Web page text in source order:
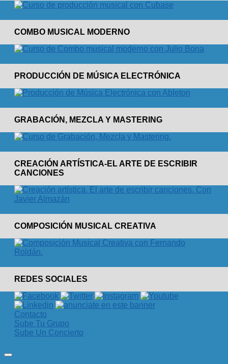
COMBO MUSICAL MODERNO
PRODUCCIÓN DE MÚSICA ELECTRÓNICA
GRABACIÓN, MEZCLA Y MASTERING
CREACIÓN ARTÍSTICA-EL ARTE DE ESCRIBIR
CANCIONES
COMPOSICIÓN MUSICAL CREATIVA
REDES SOCIALES
Contacto
Sube Tu Grupo
Sube Un Concierto